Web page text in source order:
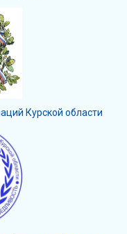
Курской области